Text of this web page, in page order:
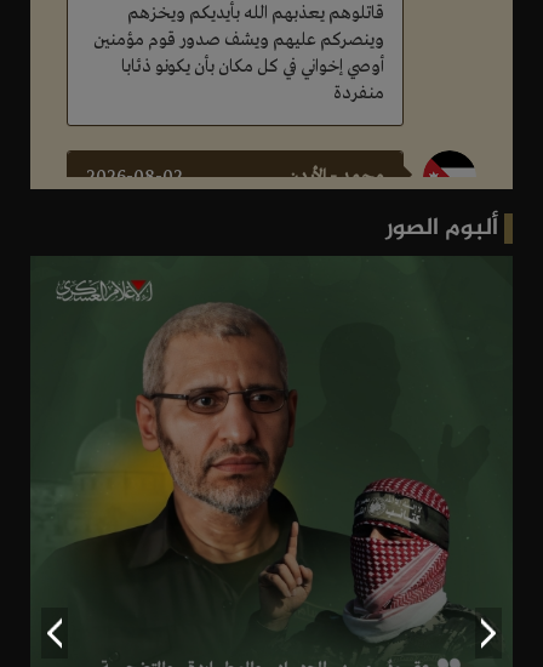
قاتلوهم يعذبهم الله بأيديكم ويخزهم
وينصركم عليهم ويشف صدور قوم مؤمنين
أوصي إخواني في كل مكان بأن يكونو ذئابا
منفردة
محمد - الأردن 2026-08-02
نشد على أيديكم اهل الضفة زيدوا من
العمليات النوعية
سوداني وافتخو - السودان 2026-08-02
ان ينصركم الله فلا غالب لكم الله اكبر كلنا
اميرة شهرا - الجزائر 2026-08-02
نسأل الله العظيم رب العرس العظيم لكم
النصر و تمكين و أن تكون نهاية هذا الكيان
المفاصل بأيديكم و أن تصلوا صلاة الفتح و
النصر في المسجد الأقصى
ألبوم الصور